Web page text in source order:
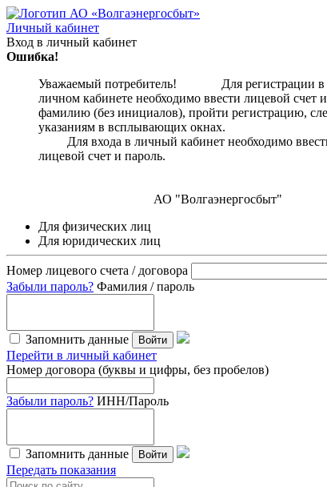
Личный кабинет
Вход в личный кабинет
Ошибка!
Уважаемый потребитель! Для регистрации в
личном кабинете необходимо ввести лицевой счет и
фамилию (без инициалов), пройти регистрацию,
указаниям в всплывающих
Для входа в личный кабинет необходимо
лицевой счет и
АО "Волгаэнергосбыт"
Для физических лиц
Для юридических лиц
Номер лицевого счета / договора
Забыли пароль? Фамилия / пароль
Запомнить данные Войти
Перейти в личный кабинет
Номер договора (буквы и цифры, без пробелов)
Забыли пароль? ИНН/Пароль
Запомнить данные Войти
Передать показания